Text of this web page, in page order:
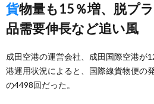
貨物量も15％増、脱プラスチックで紙製
品需要伸長など追い風
成田空港の運営会社、成田国際空港が
港運用状況によると、国際線貨物便の
の4498回だった。